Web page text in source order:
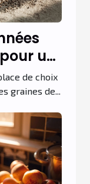
un
de choix
graines de...